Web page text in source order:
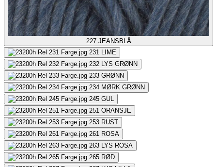
227 JEANSBLÅ
231 LIME
232 LYS GRØNN
233 GRØNN
234 MØRK GRØNN
245 GUL
251 ORANSJE
253 RUST
261 ROSA
263 LYS ROSA
265 RØD